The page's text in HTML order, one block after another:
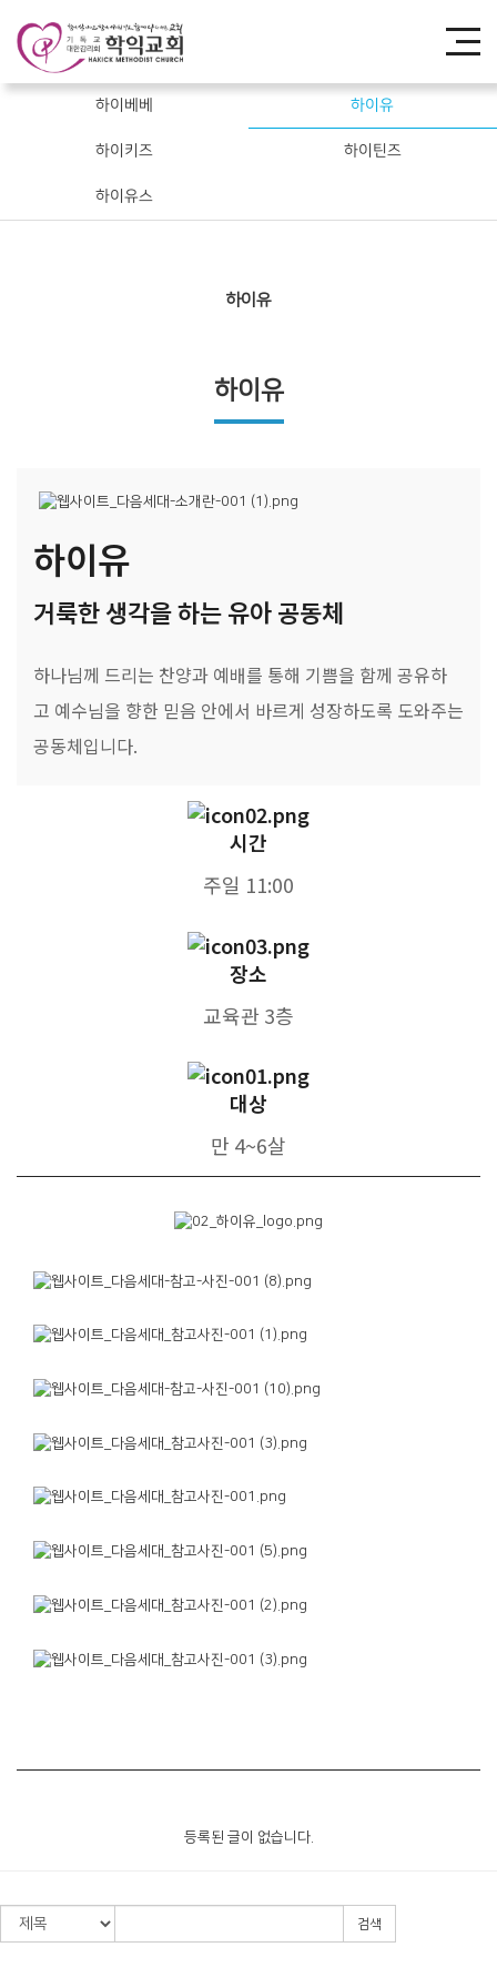
하이베베 하이유
하이키즈 하이틴즈
하이유스
하이유
하이유
하이유
거룩한 생각을 하는 유아 공동체
하나님께 드리는 찬양과 예배를 통해 기쁨을 함께 공유하
고 예수님을 향한 믿음 안에서 바르게 성장하도록 도와주는
공동체입니다.
시간
주일 11:00
장소
교육관 3층
대상
만 4~6살
등록된 글이 없습니다.
검색